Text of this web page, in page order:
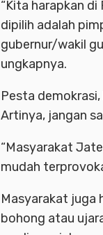
“Kita harapkan
dipilih adalah
gubernur/wakil
ungkapnya.
Pesta
Artinya, jangan
“Masyarakat
mudah
Masyarakat juga
bohong atau